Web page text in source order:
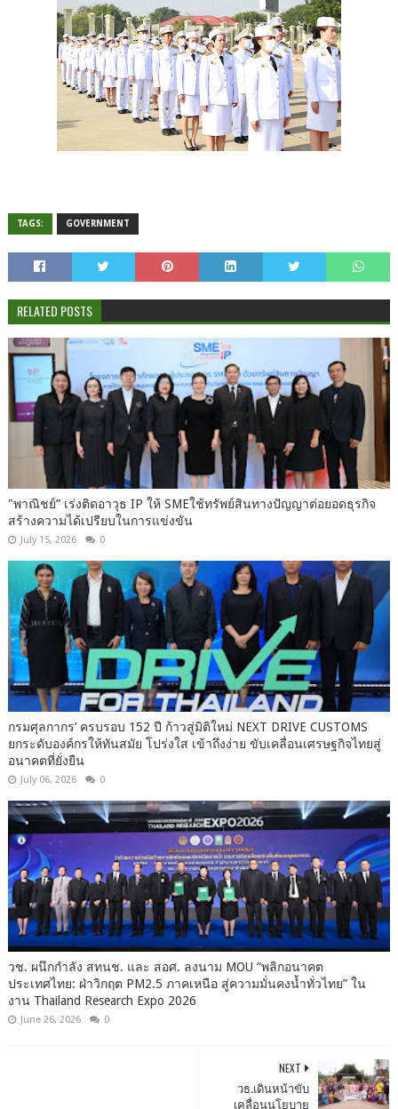
TAGS: GOVERNMENT
RELATED POSTS
"พาณิชย์” เร่งติดอาวุธ IP ให้ SMEใช้ทรัพย์สินทางปัญญาต่อยอดธุรกิจ
สร้างความได้เปรียบในการแข่งขัน
July 15, 2026 0
กรมศุลกากร’ ครบรอบ 152 ปี ก้าวสู่มิติใหม่ NEXT DRIVE CUSTOMS
ยกระดับองค์กรให้ทันสมัย โปร่งใส เข้าถึงง่าย ขับเคลื่อนเศรษฐกิจไทยสู่
อนาคตที่ยั่งยืน
July 06, 2026 0
วช. ผนึกกำลัง สทนช. และ สอศ. ลงนาม MOU “พลิกอนาคต
ประเทศไทย: ฝ่าวิกฤต PM2.5 ภาคเหนือ สู่ความมั่นคงน้ำทั่วไทย” ใน
งาน Thailand Research Expo 2026
June 26, 2026 0
NEXT
วธ.เดินหน้าขับ
เคลื่อนนโยบาย